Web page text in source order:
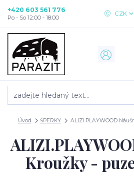
CZK
+420 603 561 776
Po - So 12:00 - 18:00
Úvod ŠPERKY ALIZI.PLAYWOOD
Kroužky -